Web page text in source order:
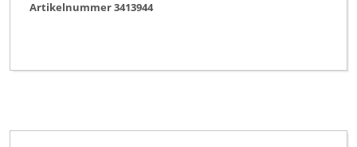
Artikelnummer 3413944